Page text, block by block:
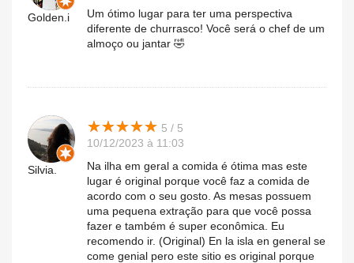
Golden.i
Um ótimo lugar para ter uma perspectiva
diferente de churrasco! Você será o chef de um
almoço ou jantar 🤣
Silvia.
★★★★★
★★★★★ 5 / 5
10/12/2023 à 11:03
Na ilha em geral a comida é ótima mas este
lugar é original porque você faz a comida de
acordo com o seu gosto. As mesas possuem
uma pequena extração para que você possa
fazer e também é super econômica. Eu
recomendo ir. (Original) En la isla en general se
come genial pero este sitio es original porque